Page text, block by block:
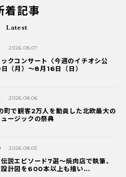
着記事
Latest
2026.08.07
クコンサート〈今週のイチオシ公
（月）～8月16日（日）
2026.08.06
町で観客2万人を動員した北欧最大の
ージックの祭典
2026.08.05
説エピソード7選〜焼肉店で執筆、
設計図を600本以上も描い...